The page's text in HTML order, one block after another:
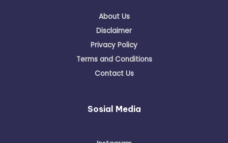
About Us
Disclaimer
Privacy Policy
Terms and Conditions
Contact Us
Sosial Media